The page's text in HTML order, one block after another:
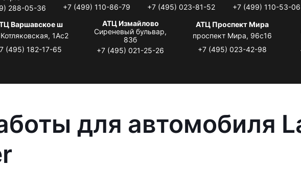
288-05-36
+7 (499) 110-86-79
+7 (495) 023-81-52
+7 (499) 110-53-06
Варшавское ш
1Ас2
(495) 182-17-65
АТЦ Измайлово
Сиреневый бульвар,
83б
+7 (495) 021-25-26
АТЦ Проспект Мира
проспект Мира, 96с16
+7 (495) 023-42-98
для автомобиля